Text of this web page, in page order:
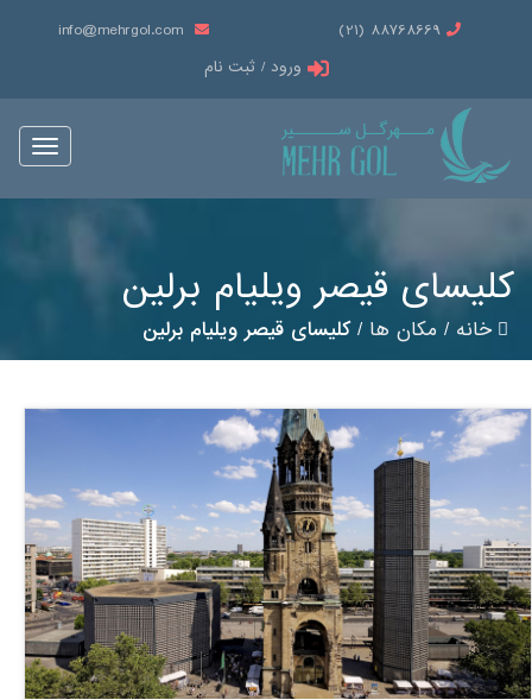
88768669 (21)
info@mehrgol.com
ورود / ثبت نام
Toggle
کلیسای قیصر ویلیام برلین
خانه/ مکان ها/ کلیسای قیصر ویلیام برلین